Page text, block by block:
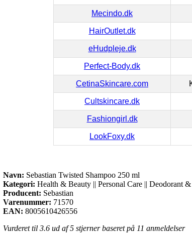
Mecindo.dk
HairOutlet.dk
eHudpleje.dk
Perfect-Body.dk
CetinaSkincare.com
Cultskincare.dk
Fashiongirl.dk
LookFoxy.dk
Navn: Sebastian Twisted Shampoo 250 ml
Kategori: Health & Beauty || Personal Care || Deodorant
Producent: Sebastian
Varenummer: 71570
EAN: 8005610426556
Vurderet til 3.6 ud af 5 stjerner baseret på 11 anmeldelser